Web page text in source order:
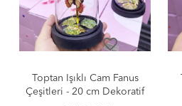
favorite_border
Toptan Işıklı Cam Fanus
Çeşitleri 15 Cm